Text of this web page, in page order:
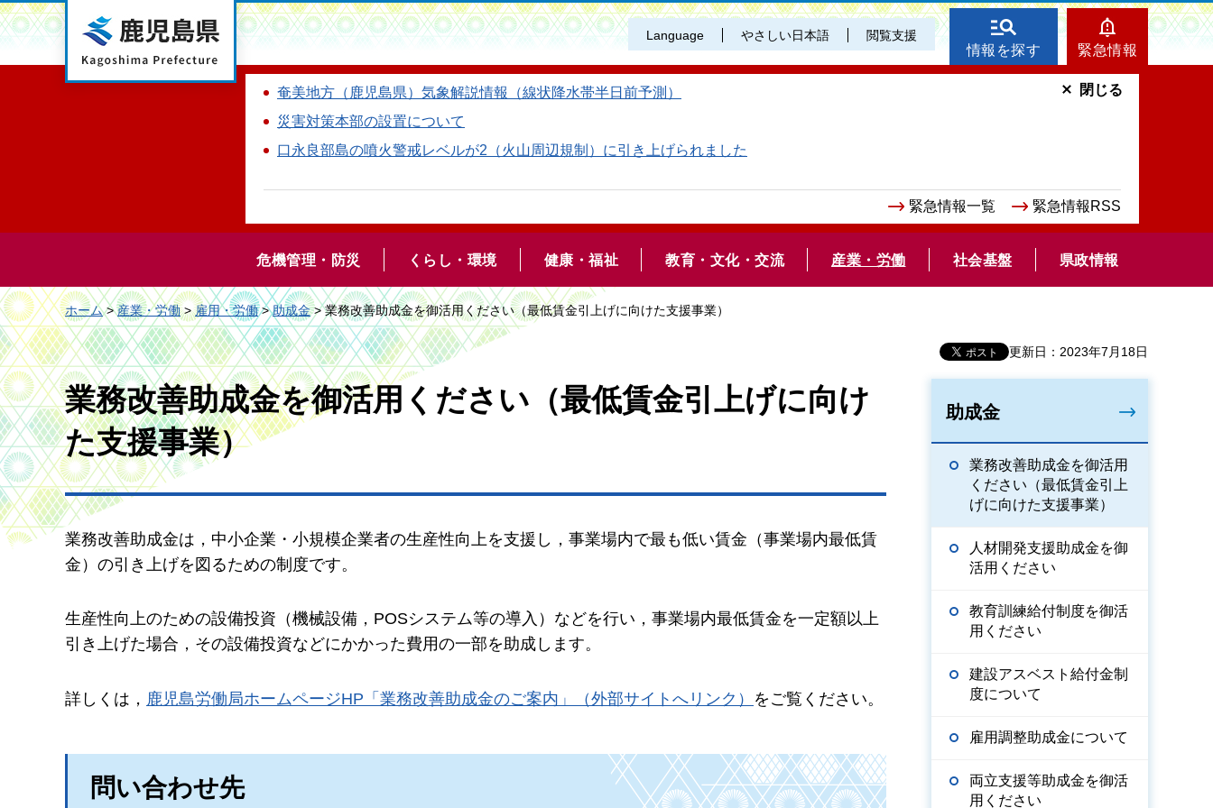
鹿児島県 Language やさしい日本語 閲覧支援
情報を探す 緊急情報
奄美地方（鹿児島県）気象解説情報（線状降水帯半日前予測）
災害対策本部の設置について
口永良部島の噴火警戒レベルが2（火山周辺規制）に引き上げられました
緊急情報一覧 緊急情報RSS
閉じる
危機管理・防災 くらし・環境 健康・福祉 教育・文化・交流 産業・労働 社会基盤 県政情報
ホーム>産業・労働>雇用・労働>助成金> 業務改善助成金を御活用ください（最低賃金引上げに向けた支援事業）
更新日：2023年7月18日
業務改善助成金を御活用ください（最低賃金引上げに向け
た支援事業）
業務改善助成金は，中小企業・小規模企業者の生産性向上を支援し，事業場内で最も低い賃金（事業場内最低賃
金）の引き上げを図るための制度です。
生産性向上のための設備投資（機械設備，POSシステム等の導入）などを行い，事業場内最低賃金を一定額以上
引き上げた場合，その設備投資などにかかった費用の一部を助成します。
詳しくは， 鹿児島労働局ホームページHP「業務改善助成金のご案内」（外部サイトへリンク） をご覧ください。
問い合わせ先
助成金
業務改善助成金を御活用
ください（最低賃金引上
げに向けた支援事業）
人材開発支援助成金を御
活用ください
教育訓練給付制度を御活
用ください
建設アスベスト給付金制
度について
雇用調整助成金について
両立支援等助成金を御活
用ください